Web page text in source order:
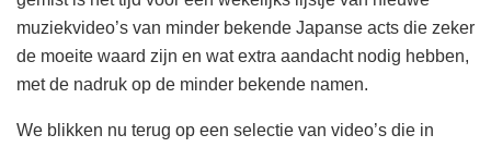
muziekvideo’s van minder bekende Japanse acts die zeker
de moeite waard zijn en wat extra aandacht nodig hebben,
met de nadruk op de minder bekende namen.
We blikken nu terug op een selectie van video’s die in